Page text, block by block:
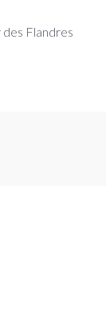
Flandres